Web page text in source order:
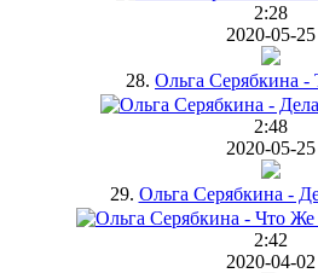
2:28
2020-05-25
28. Ольга Серябкина -
2:48
2020-05-25
29. Ольга Серябкина -
2:42
2020-04-02